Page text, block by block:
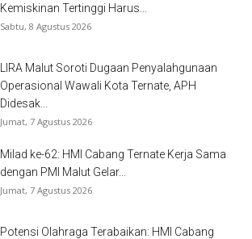
Kemiskinan Tertinggi Harus...
Sabtu, 8 Agustus 2026
LIRA Malut Soroti Dugaan Penyalahgunaan
Operasional Wawali Kota Ternate, APH
Didesak...
Jumat, 7 Agustus 2026
Milad ke-62: HMI Cabang Ternate Kerja Sama
dengan PMI Malut Gelar...
Jumat, 7 Agustus 2026
Potensi Olahraga Terabaikan: HMI Cabang